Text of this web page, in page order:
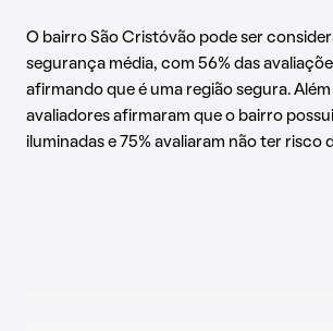
O bairro São Cristóvão pode ser
segurança média, com 56% das
afirmando que é uma região segura.
avaliadores afirmaram que o bairro
iluminadas e 75% avaliaram não ter risco